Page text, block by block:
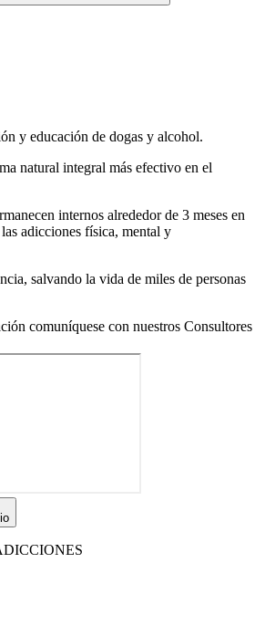
y educación de dogas y alcohol.
natural integral más efectivo en el
internos alrededor de 3 meses en
adicciones física, mental y
salvando la vida de miles de personas
comuníquese con nuestros Consultores